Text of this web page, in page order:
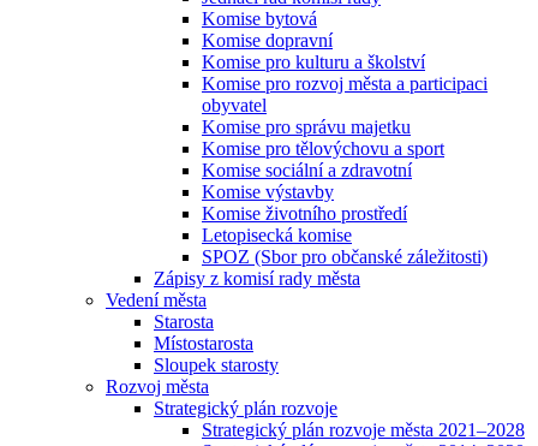
Komise bytová
Komise dopravní
Komise pro kulturu a školství
Komise pro rozvoj města a participaci
obyvatel
Komise pro správu majetku
Komise pro tělovýchovu a sport
Komise sociální a zdravotní
Komise výstavby
Komise životního prostředí
Letopisecká komise
SPOZ (Sbor pro občanské záležitosti)
Zápisy z komisí rady města
Vedení města
Starosta
Místostarosta
Sloupek starosty
Rozvoj města
Strategický plán rozvoje
Strategický plán rozvoje města 2021–2028